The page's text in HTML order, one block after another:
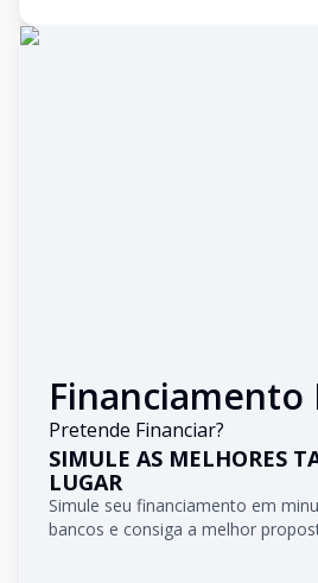
Financiamento
Pretende Financiar?
SIMULE AS MELHORES
LUGAR
Simule seu financiamento em
bancos e consiga a melhor